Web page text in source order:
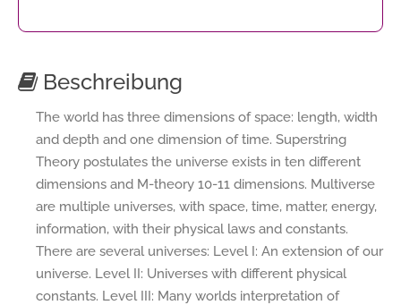
Beschreibung
The world has three dimensions of space: length, width
and depth and one dimension of time. Superstring
Theory postulates the universe exists in ten different
dimensions and M-theory 10-11 dimensions. Multiverse
are multiple universes, with space, time, matter, energy,
information, with their physical laws and constants.
There are several universes: Level I: An extension of our
universe. Level II: Universes with different physical
constants. Level III: Many worlds interpretation of